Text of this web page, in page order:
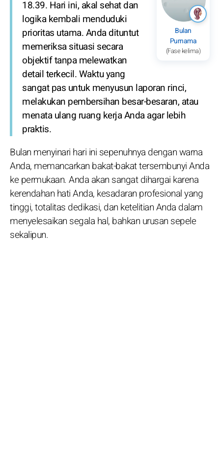
Bulan
Purnama
(Fase kelima)
18.39. Hari ini, akal sehat dan
logika kembali menduduki
prioritas utama. Anda dituntut
memeriksa situasi secara
objektif tanpa melewatkan
detail terkecil. Waktu yang
sangat pas untuk menyusun laporan rinci,
melakukan pembersihan besar-besaran, atau
menata ulang ruang kerja Anda agar lebih
praktis.
Bulan menyinari hari ini sepenuhnya dengan warna
Anda, memancarkan bakat-bakat tersembunyi Anda
ke permukaan. Anda akan sangat dihargai karena
kerendahan hati Anda, kesadaran profesional yang
tinggi, totalitas dedikasi, dan ketelitian Anda dalam
menyelesaikan segala hal, bahkan urusan sepele
sekalipun.